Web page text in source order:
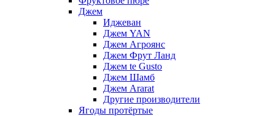
Джем
Иджеван
Джем YAN
Джем Агроянс
Джем Фрут Ланд
Джем te Gusto
Джем Шамб
Джем Ararat
Другие производители
Ягоды протёртые